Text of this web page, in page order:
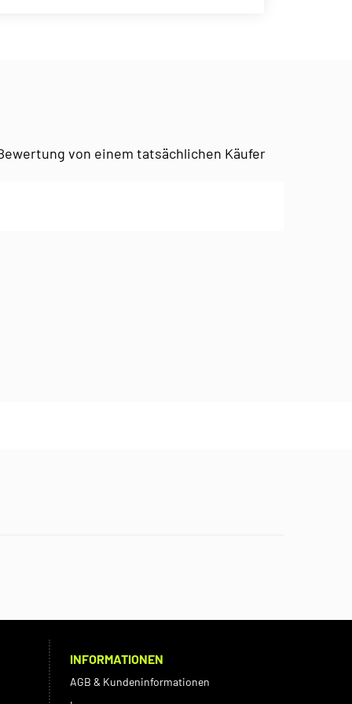
von einem tatsächlichen Käufer
INFORMATIONEN
AGB & Kundeninformationen